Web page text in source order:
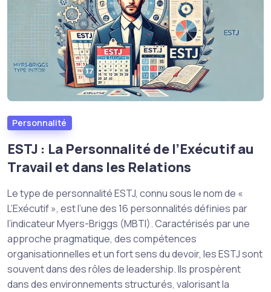
Personnalité
ESTJ : La Personnalité de l’Exécutif au
Travail et dans les Relations
Le type de personnalité ESTJ, connu sous le nom de «
L’Exécutif », est l’une des 16 personnalités définies par
l’indicateur Myers-Briggs (MBTI). Caractérisés par une
approche pragmatique, des compétences
organisationnelles et un fort sens du devoir, les ESTJ sont
souvent dans des rôles de leadership. Ils prospèrent
dans des environnements structurés, valorisant la